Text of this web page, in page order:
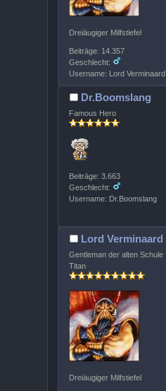
Dreiäugiger Milfstiefel
Beiträge: 14.357
Geschlecht:
Username: Lord Verminaard
Dr.Boomslang
Famous Hero
Beiträge: 3.663
Geschlecht:
Username: Dr.Boomslang
Lord Verminaard
Gentleman der alten Schule
Titan
Dreiäugiger Milfstiefel